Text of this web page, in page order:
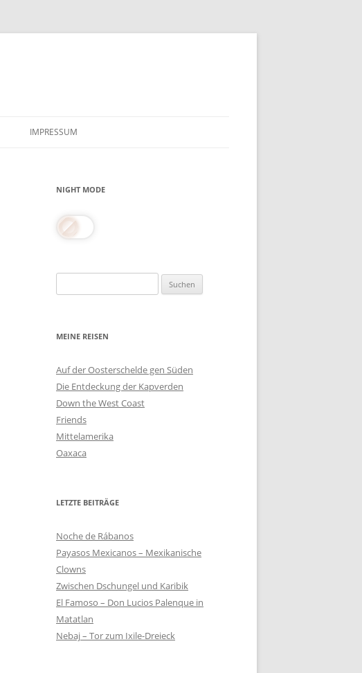
IMPRESSUM
NIGHT MODE
nach:
MEINE REISEN
Auf der Oosterschelde gen Süden
Die Entdeckung der Kapverden
Down the West Coast
Friends
Mittelamerika
Oaxaca
LETZTE BEITRÄGE
Noche de Rábanos
Payasos Mexicanos – Mexikanische
Clowns
Zwischen Dschungel und Karibik
El Famoso – Don Lucios Palenque in
Matatlan
Nebaj – Tor zum Ixile-Dreieck